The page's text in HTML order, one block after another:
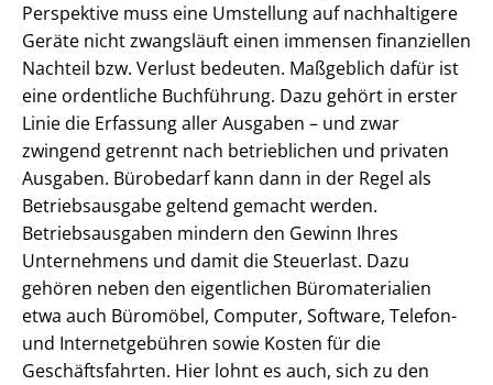
Perspektive muss eine Umstellung auf nachhaltigere
Geräte nicht zwangsläuft einen immensen finanziellen
Nachteil bzw. Verlust bedeuten. Maßgeblich dafür ist
eine ordentliche Buchführung. Dazu gehört in erster
Linie die Erfassung aller Ausgaben – und zwar
zwingend getrennt nach betrieblichen und privaten
Ausgaben. Bürobedarf kann dann in der Regel als
Betriebsausgabe geltend gemacht werden.
Betriebsausgaben mindern den Gewinn Ihres
Unternehmens und damit die Steuerlast. Dazu
gehören neben den eigentlichen Büromaterialien
etwa auch Büromöbel, Computer, Software, Telefon-
und Internetgebühren sowie Kosten für die
Geschäftsfahrten. Hier lohnt es auch, sich zu den